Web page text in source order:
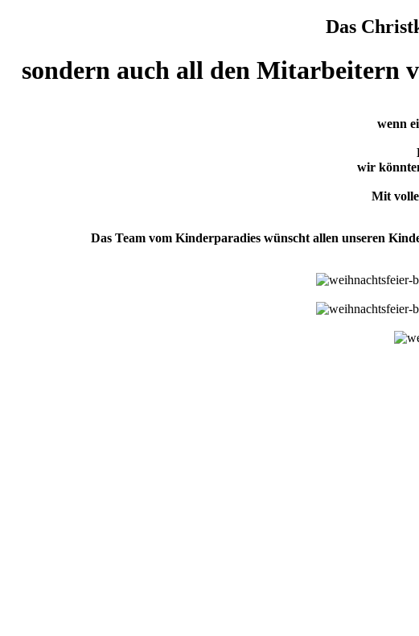
Das
sondern auch all den Mitarbeitern
wenn
wir
Mit
Das Team vom Kinderparadies wünscht allen unseren